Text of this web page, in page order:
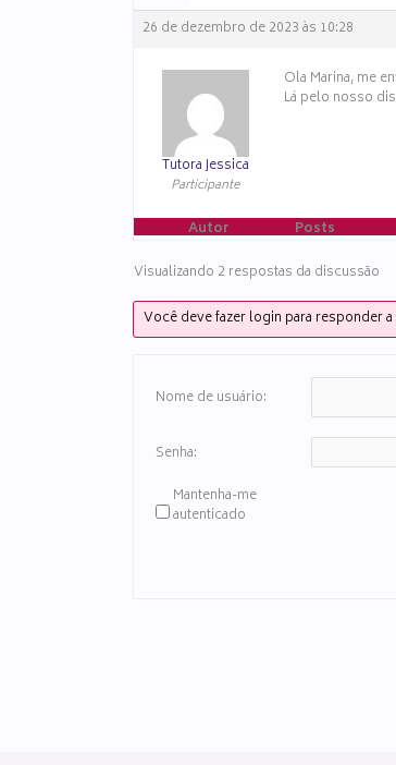
26 de dezembro de 2023 às 10:28
Tutora Jessica
Participante
Ola Marina, me
Lá pelo nosso
Autor
Posts
Visualizando 2 respostas da discussão
Você deve fazer login para responder
Nome de usuário:
Senha:
Mantenha-me
autenticado